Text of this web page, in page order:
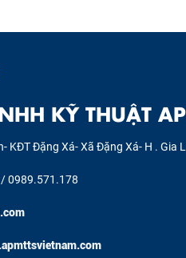
KỸ THUẬT
KĐT Đặng Xá- Xã Đặng Xá- H . Gia
0989.571.178